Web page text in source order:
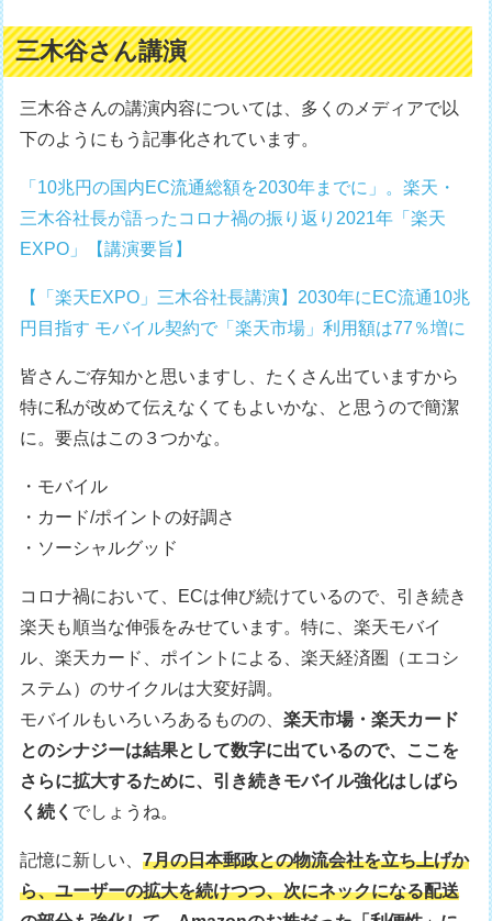
三木谷さん講演
三木谷さんの講演内容については、多くのメディアで以
下のようにもう記事化されています。
「10兆円の国内EC流通総額を2030年までに」。楽天・
三木谷社長が語ったコロナ禍の振り返り2021年「楽天
EXPO」【講演要旨】
【「楽天EXPO」三木谷社長講演】2030年にEC流通10兆
円目指す モバイル契約で「楽天市場」利用額は77％増に
皆さんご存知かと思いますし、たくさん出ていますから
特に私が改めて伝えなくてもよいかな、と思うので簡潔
に。要点はこの３つかな。
・モバイル
・カード/ポイントの好調さ
・ソーシャルグッド
コロナ禍において、ECは伸び続けているので、引き続き
楽天も順当な伸張をみせています。特に、楽天モバイ
ル、楽天カード、ポイントによる、楽天経済圏（エコシ
ステム）のサイクルは大変好調。
モバイルもいろいろあるものの、楽天市場・楽天カード
とのシナジーは結果として数字に出ているので、ここを
さらに拡大するために、引き続きモバイル強化はしばら
く続く でしょうね。
記憶に新しい、7月の日本郵政との物流会社を立ち上げか
ら、ユーザーの拡大を続けつつ、次にネックになる配送